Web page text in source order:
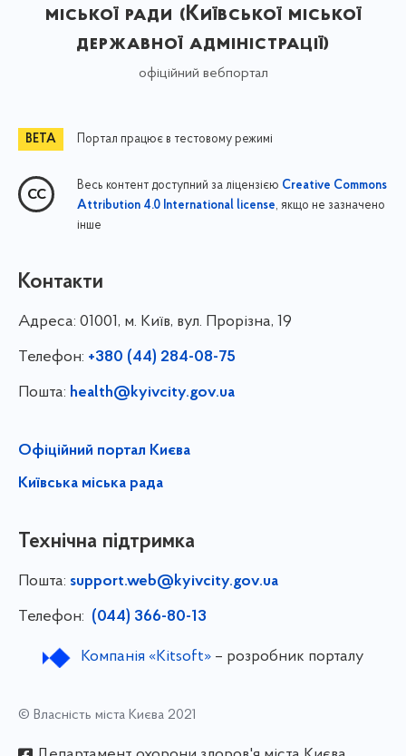
міської ради (Київської міської
державної адміністрації)
офіційний вебпортал
Портал працює в тестовому режимі
Весь контент доступний за ліцензією Creative Commons
Attribution 4.0 International license, якщо не зазначено
інше
Контакти
Адреса: 01001, м. Київ, вул. Прорізна, 19
Телефон: +380 (44) 284-08-75
Пошта: health@kyivcity.gov.ua
Офіційний портал Києва
Київська міська рада
Технічна підтримка
Пошта: support.web@kyivcity.gov.ua
Телефон: (044) 366-80-13
Компанія «Kitsoft»– розробник порталу
© Власність міста Києва 2021